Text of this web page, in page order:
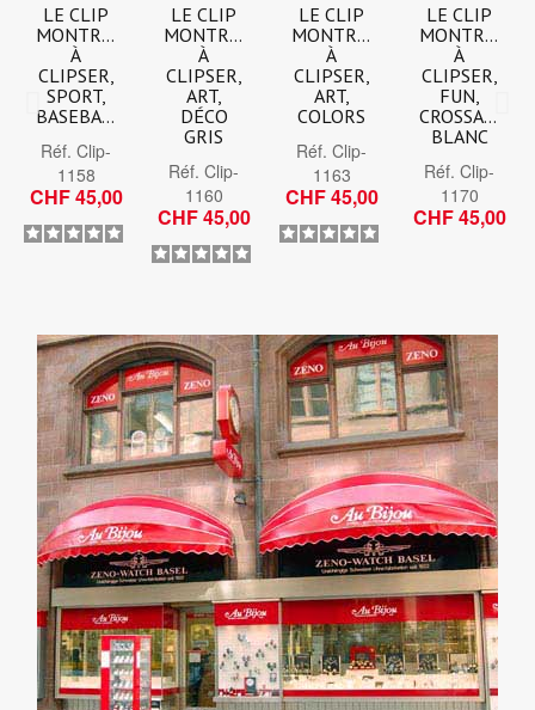
LE CLIP
MONTRES
À
CLIPSER,
SPORT,
BASEBALL
Réf. Clip-
1158
CHF 45,00
Bewertungen
LE CLIP
MONTRES
À
CLIPSER,
ART,
DÉCO
GRIS
Réf. Clip-
1160
CHF 45,00
LE CLIP
MONTRES
À
CLIPSER,
ART,
COLORS
Réf. Clip-
1163
CHF 45,00
LE CLIP
MONTRES
À
CLIPSER,
FUN,
CROSSAIR
BLANC
Réf. Clip-
1170
CHF 45,00
LE CLIP
MONTRES
À
CLIPSER,
ART,
TERRAKOTTA
Réf.Clip-
1175
CHF 45,00
5/5-
LE CLIP
MONTRES
À
CLIPSER,
GIANNA
NANNINI
Réf.Clip-
1177
CHF 45,00
LE CLIP
MONTRES
À
CLIPSER,
ART,
MONTREUX
JAZZ
FESTIVAL
Réf.Clip-
1187
CHF 45,00
LE CLIP
MONTRES
À
CLIPSER,
FUN,
POMME
Réf.Clip-
1189
CHF 45,00